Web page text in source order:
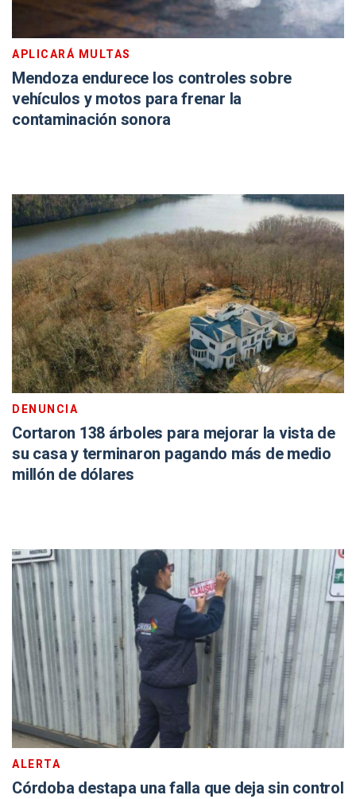
APLICARÁ MULTAS
Mendoza endurece los controles sobre
vehículos y motos para frenar la
contaminación sonora
DENUNCIA
Cortaron 138 árboles para mejorar la vista de
su casa y terminaron pagando más de medio
millón de dólares
ALERTA
Córdoba destapa una falla que deja sin control